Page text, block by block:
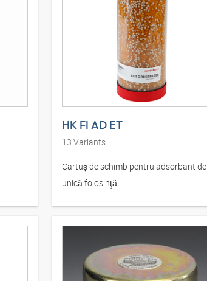
HK FI AD ET
13 Variants
Cartuş de schimb pentru adsorbant de
unică folosinţă